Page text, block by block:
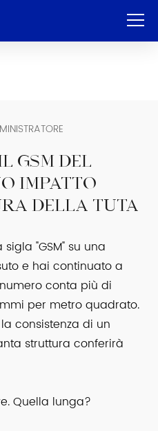
GSM DEL
IMPATTO
DELLA TUTA
"GSM" su una
e hai continuato a
conta più di
per metro quadrato.
consistenza di un
struttura conferirà
Quella lunga?